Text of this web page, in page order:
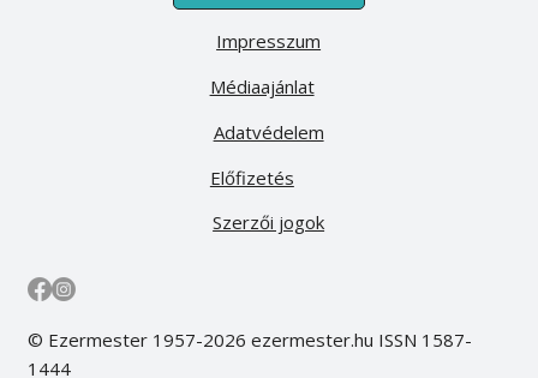
Médiaajánlat
Előfizetés
Impresszum
Adatvédelem
Szerzői jogok
© Ezermester 1957-2026 ezermester.hu ISSN 1587-
1444